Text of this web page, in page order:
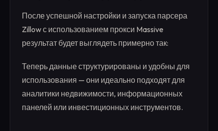
После успешной настройки и запуска парсера
Zillow с использованием прокси Massive
результат будет выглядеть примерно так:
Теперь данные структурированы и удобны для
использования — они идеально подходят для
аналитики недвижимости, информационных
панелей или инвестиционных инструментов.